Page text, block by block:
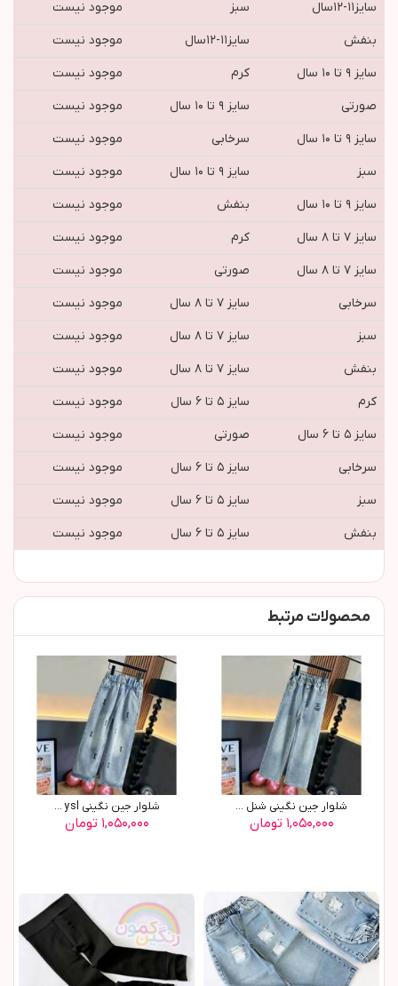
سایز١١-١٢سال سبز
موجود نیست
بنفش
سایز١١-١٢سال
موجود نیست
سایز ۹ تا ۱۰ سال
کرم
موجود نیست
صورتی
سایز ۹ تا ۱۰ سال
موجود نیست
سایز ۹ تا ۱۰ سال
سرخابی
موجود نیست
سبز
سایز ۹ تا ۱۰ سال
موجود نیست
سایز ۹ تا ۱۰ سال
بنفش
موجود نیست
سایز ۷ تا ۸ سال
کرم
موجود نیست
سایز ۷ تا ۸ سال
صورتی
موجود نیست
سرخابی
سایز ۷ تا ۸ سال
موجود نیست
سبز
سایز ۷ تا ۸ سال
موجود نیست
بنفش
سایز ۷ تا ۸ سال
موجود نیست
کرم
سایز ۵ تا ۶ سال
موجود نیست
سایز ۵ تا ۶ سال
صورتی
موجود نیست
سرخابی
سایز ۵ تا ۶ سال
موجود نیست
سبز
سایز ۵ تا ۶ سال
موجود نیست
بنفش
سایز ۵ تا ۶ سال موجود نیست
محصولات مرتبط
شلوار جین نگینی شنل ...
۱,۰۵۰,۰۰۰ تومان
شلوار جین نگینی ysl ...
۱,۰۵۰,۰۰۰ تومان